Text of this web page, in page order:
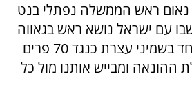
נאום ראש הממשלה נפתלי בנט
עם ישראל נושא ראש בגאווה
מול 70 האומות, פר אחד בשמיני עצרת כנגד 70 פרים
ומבייש אותנו מול כל